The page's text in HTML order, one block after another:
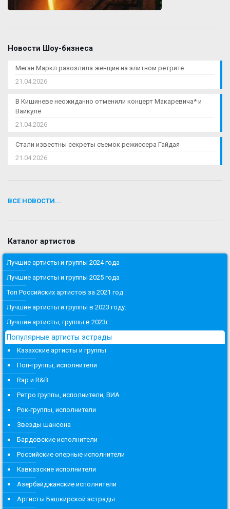
Новости Шоу-бизнеса
Меган Маркл разозлила женщин на элитном ретрите
21.04.2026
В Кишиневе неожиданно отменили концерт Макаревича* и
Вайкуле
21.04.2026
Стали известны секреты съемок режиссера Гайдая
21.04.2026
ВСЕ НОВОСТИ...
Каталог артистов
Лучшие артисты и группы 2024 года
Лучшие артисты и группы 2025 года
Топ Российских артистов за 2021 год
Лучшие артисты и группы в 2023 году.
Лучшие артисты, группы в 2023г.
Популярные артисты эстрады
Казахские артисты и группы
Поп-группы, исполнители
Rap и R&B
Ретро группы, исполнители, ВИА
Рок-группы, исполнители
Звезды шансона
Бардовские исполнители
Российские оперные исполнители
Кавказские исполнители
Азербайджанские исполнители
Артисты Башкирской эстрады